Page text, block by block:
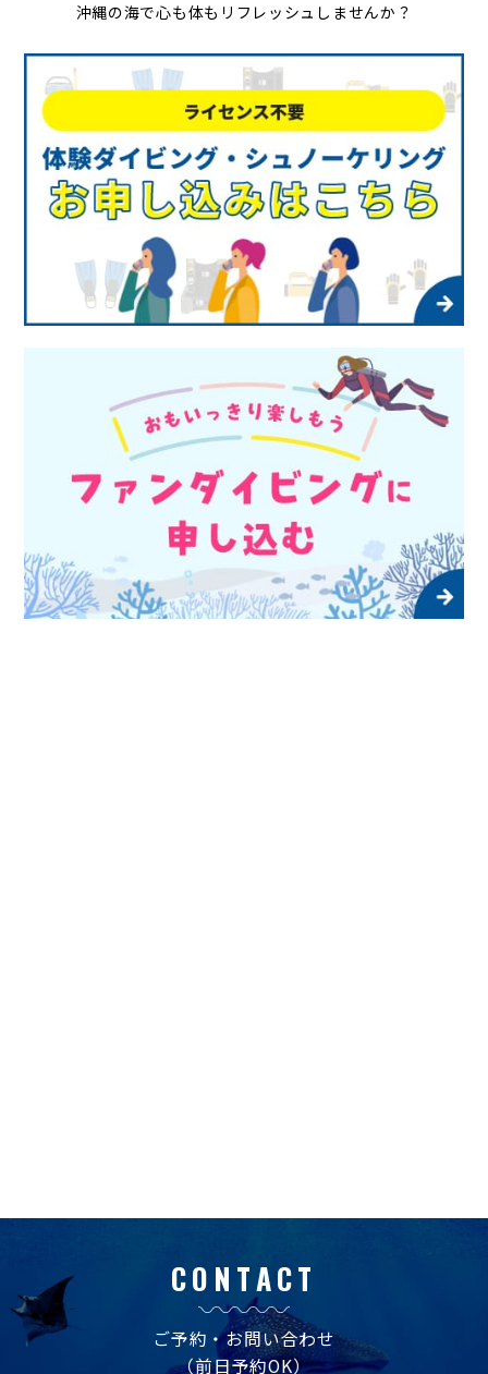
沖縄の海で心も体もリフレッシュしませんか？
CONTACT
ご予約・お問い合わせ
（前日予約OK）